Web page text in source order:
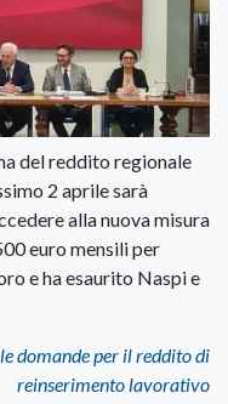
del reddito regionale
2 aprile sarà
alla nuova misura
euro mensili per
e ha esaurito Naspi e
domande per il reddito di
reinserimento lavorativo